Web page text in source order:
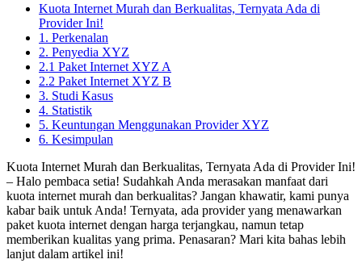
Kuota Internet Murah dan Berkualitas, Ternyata Ada di
Provider Ini!
1. Perkenalan
2. Penyedia XYZ
2.1 Paket Internet XYZ A
2.2 Paket Internet XYZ B
3. Studi Kasus
4. Statistik
5. Keuntungan Menggunakan Provider XYZ
6. Kesimpulan
Kuota Internet Murah dan Berkualitas, Ternyata Ada di Provider Ini!
– Halo pembaca setia! Sudahkah Anda merasakan manfaat dari
kuota internet murah dan berkualitas? Jangan khawatir, kami punya
kabar baik untuk Anda! Ternyata, ada provider yang menawarkan
paket kuota internet dengan harga terjangkau, namun tetap
memberikan kualitas yang prima. Penasaran? Mari kita bahas lebih
lanjut dalam artikel ini!